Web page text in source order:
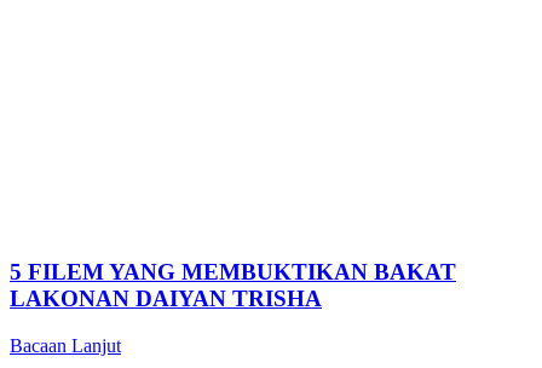
5 FILEM YANG MEMBUKTIKAN BAKAT
LAKONAN DAIYAN TRISHA
Bacaan Lanjut